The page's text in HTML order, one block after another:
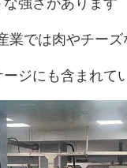
業では肉やチーズ
ジにも含まれて